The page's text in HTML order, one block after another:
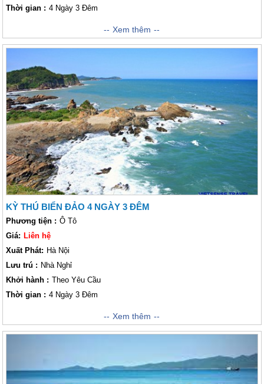
Thời gian : 4 Ngày 3 Đêm
khách thăm quan sẽ ấn tượng bởi cảnh sắc thiên nhiên nguyên sơ trữ
tình với những bãi biển xanh ngọc trong vắt, những bờ cát trắng trải dài
cùng vô vàn những nét thu hút độc đáo khác.. Hãy đến với VietSense để
có những trải nghiệm tuyệt vời qua chuyến hành trình 4 Ngày 3 Đêm nhé
Xem thêm
KỲ THÚ BIỂN ĐẢO 4 NGÀY 3 ĐÊM
Phương tiện : Ô Tô
Giá: Liên hệ
Xuất Phát: Hà Nội
Lưu trú : Nhà Nghỉ
Khởi hành : Theo Yêu Cầu
Thời gian : 4 Ngày 3 Đêm
Kỳ Thú Biển Đảo 4 Ngày 3 Đêm với hành trình mang tên “Kỳ Thú Biển
Đảo” đưa quý khách đến với hòn đảo tiền tiêu của tổ quốc nơi có những
cơ quan, xí nghiệp.Hãy tham khảo lịch trình chương trình Cô Tô 4 ngày
3 đêm chi tiết của Vietsense trong bài viết sau đây nhé.
Xem thêm